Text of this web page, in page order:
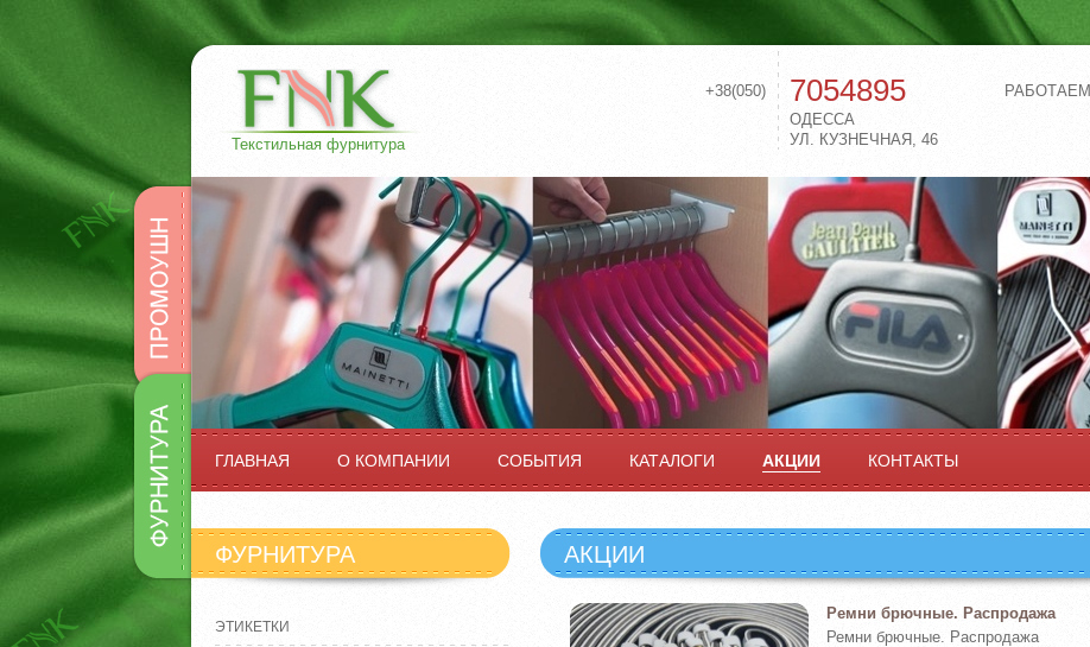
Промоушн
Фурнитура
Текстильная фурнитура
РАБОТАЕМ
+38(050) 7054895
ОДЕССА
УЛ. КУЗНЕЧНАЯ, 46
ГЛАВНАЯ О КОМПАНИИ СОБЫТИЯ КАТАЛОГИ АКЦИИ КОНТАКТЫ
ФУРНИТУРА
ЭТИКЕТКИ
АКЦИИ
Ремни брючные. Распродажа
Ремни брючные. Распродажа